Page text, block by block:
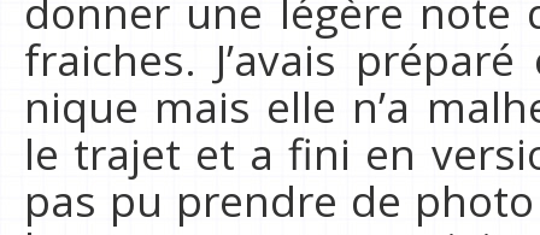
donner une légère note
fraiches. J’avais
nique mais elle n’a
le trajet et a fini en
pas pu prendre de